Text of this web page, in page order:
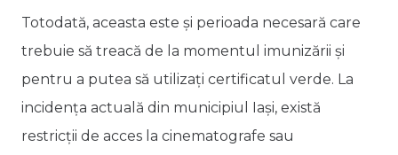
Totodată, aceasta este și perioada necesară care
trebuie să treacă de la momentul imunizării și
pentru a putea să utilizați certificatul verde. La
incidența actuală din municipiul Iași, există
restricții de acces la cinematografe sau